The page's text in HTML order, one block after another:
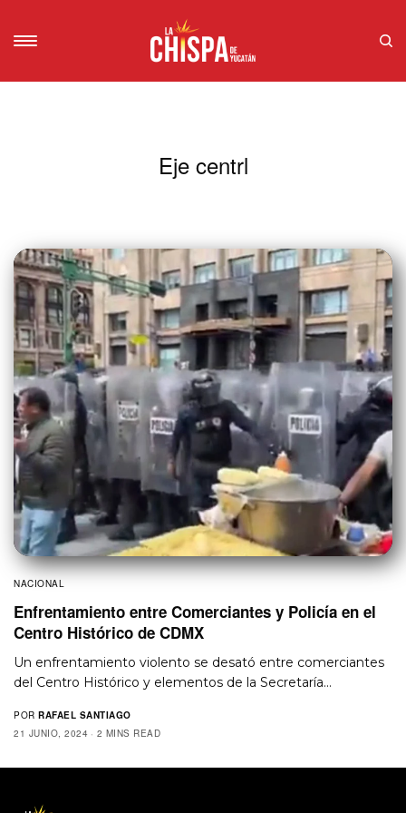
Eje centrl
NACIONAL
Enfrentamiento entre Comerciantes y Policía en el
Centro Histórico de CDMX
Un enfrentamiento violento se desató entre comerciantes
del Centro Histórico y elementos de la Secretaría…
POR RAFAEL SANTIAGO
21 JUNIO, 2024
2 MINS READ